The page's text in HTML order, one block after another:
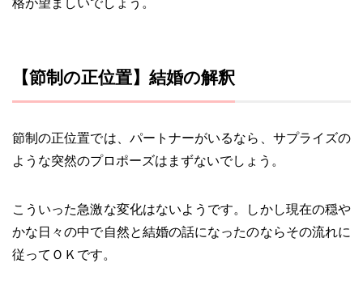
格が望ましいでしょう。
【節制の正位置】結婚の解釈
節制の正位置では、パートナーがいるなら、サプライズの
ような突然のプロポーズはまずないでしょう。
こういった急激な変化はないようです。しかし現在の穏や
かな日々の中で自然と結婚の話になったのならその流れに
従ってＯＫです。